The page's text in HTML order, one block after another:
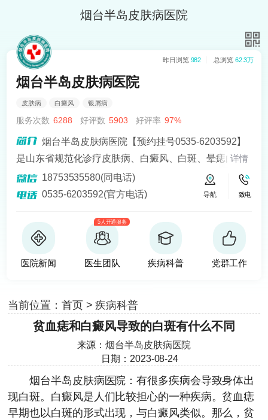
烟台半岛皮肤病医院
昨日浏览 982 总浏览 62.3万
烟台半岛皮肤病医院
皮肤病 白癜风 银屑病
服务次数 6288 好评数 5903 好评率 97%
烟台半岛皮肤病医院【预约挂号0535-6203592】
是山东省规范化诊疗皮肤病、白癜风、白斑、晕痣的医
院。熟悉皮肤病科常见病、多发病、疑难病的诊治，尤
其擅长光化学疗法、窄波紫外线、308准分子激光以及外
移植治疗白癜风，包括自体表皮移植、微小皮片移植、
自体培养黑素细胞移植等。
详情
18753535580(同电话)
0535-6203592(官方电话)
导航 致电
医院新闻
5人开通服务
医生团队 疾病科普 党群工作
当前位置： 首页>疾病科普
贫血痣和白癜风导致的白斑有什么不同
来源：烟台半岛皮肤病医院
日期：2023-08-24
烟台半岛皮肤病医院 ：有很多疾病会导致身体出
现白斑。白癜风是人们比较担心的一种疾病。贫血痣
早期也以白斑的形式出现，与白癜风类似。那么，贫